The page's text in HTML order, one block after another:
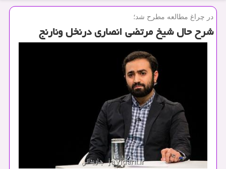
در چراغ مطالعه مطرح شد؛
شرح حال شیخ مرتضی انصاری درنخل ونارنج